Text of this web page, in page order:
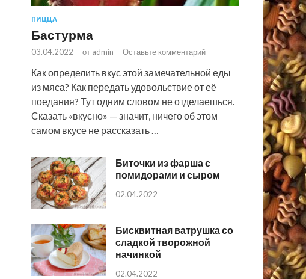
ПИЦЦА
Бастурма
03.04.2022 - от admin - Оставьте комментарий
Как определить вкус этой замечательной еды
из мяса? Как передать удовольствие от её
поедания? Тут одним словом не отделаешься.
Сказать «вкусно» — значит, ничего об этом
самом вкусе не рассказать …
Биточки из фарша с
помидорами и сыром
02.04.2022
Бисквитная ватрушка со
сладкой творожной
начинкой
02.04.2022